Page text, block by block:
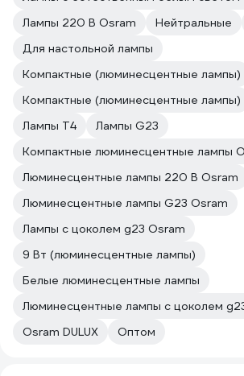
Лампы 220 В Osram
Нейтральные
Для настольной лампы
Компактные (люминесцентные лампы)
Компактные (люминесцентные лампы)
Лампы T4
Лампы G23
Компактные люминесцентные лампы
Люминесцентные лампы 220 В Osram
Люминесцентные лампы G23 Osram
Лампы с цоколем g23 Osram
9 Вт (люминесцентные лампы)
Белые люминесцентные лампы
Люминесцентные лампы с цоколем
Osram DULUX
Оптом